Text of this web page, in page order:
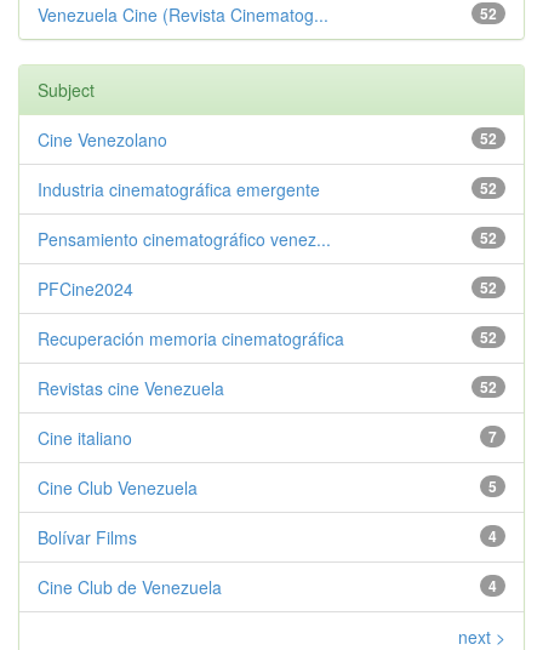
52
Venezuela Cine (Revista Cinematog...
Subject
52
Cine Venezolano
52
Industria cinematográfica emergente
52
Pensamiento cinematográfico venez...
52
PFCine2024
52
Recuperación memoria cinematográfica
52
Revistas cine Venezuela
7
Cine italiano
5
Cine Club Venezuela
4
Bolívar Films
4
Cine Club de Venezuela
next >